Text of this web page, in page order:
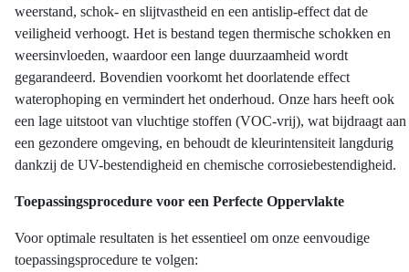
weerstand, schok- en slijtvastheid en een antislip-effect dat de
veiligheid verhoogt. Het is bestand tegen thermische schokken en
weersinvloeden, waardoor een lange duurzaamheid wordt
gegarandeerd. Bovendien voorkomt het doorlatende effect
waterophoping en vermindert het onderhoud. Onze hars heeft ook
een lage uitstoot van vluchtige stoffen (VOC-vrij), wat bijdraagt aan
een gezondere omgeving, en behoudt de kleurintensiteit langdurig
dankzij de UV-bestendigheid en chemische corrosiebestendigheid.
Toepassingsprocedure voor een Perfecte Oppervlakte
Voor optimale resultaten is het essentieel om onze eenvoudige
toepassingsprocedure te volgen: